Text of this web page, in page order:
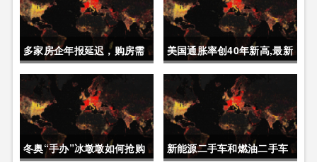
多家房企年报延迟，购房需
要重点关注
美国通胀率创40年新高,最新
经济动态
冬奥“手办”冰墩墩如何抢购 新能源二手车和燃油二手车